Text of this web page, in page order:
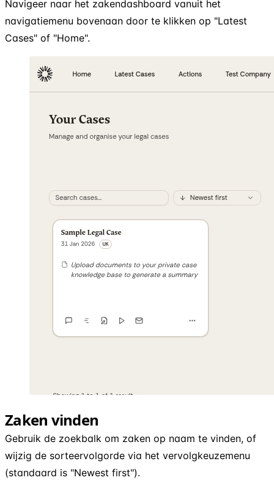
Navigeer naar het zakendashboard vanuit het
navigatiemenu bovenaan door te klikken op "Latest
Cases" of "Home".
Zaken vinden
Gebruik de zoekbalk om zaken op naam te vinden, of
wijzig de sorteervolgorde via het vervolgkeuzemenu
(standaard is "Newest first").